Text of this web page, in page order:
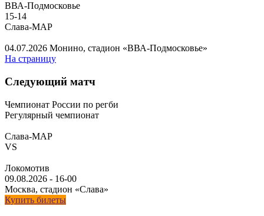
ВВА-Подмосковье
15-14
Слава-МАР
04.07.2026 Монино, стадион «ВВА-Подмосковье»
На страницу
Следующий матч
Чемпионат России по регби
Регулярный чемпионат
Слава-МАР
VS
Локомотив
09.08.2026 - 16-00
Москва, стадион «Слава»
Купить билеты